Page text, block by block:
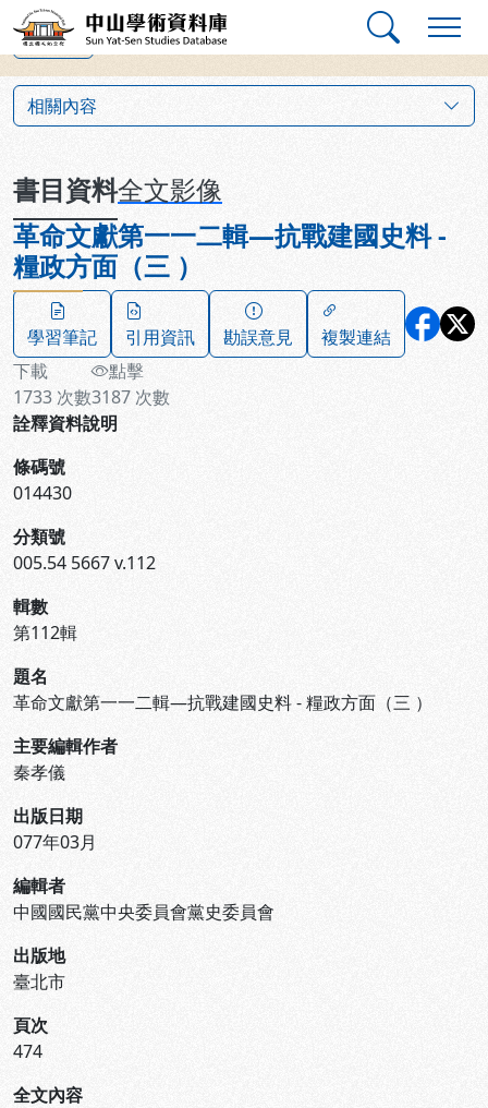
跳到主要內容
中山學術資料庫
上一筆
相關內容
書目資料全文影像
革命文獻第一一二輯—抗戰建國史料 -
糧政方面（三 ）
學習筆記 引用資訊 勘誤意見
複製連結
下載
1733 次數
點擊
3187 次數
詮釋資料說明
條碼號
014430
分類號
005.54 5667 v.112
輯數
第112輯
題名
革命文獻第一一二輯—抗戰建國史料 - 糧政方面（三 ）
主要編輯作者
秦孝儀
出版日期
077年03月
編輯者
中國國民黨中央委員會黨史委員會
出版地
臺北市
頁次
474
全文內容